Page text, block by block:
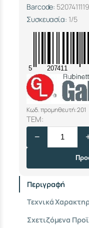
Barcode:
Συσκευασία: 1/5
5 207411
Κωδ. προμηθευτή: 201
ΤΕΜ:
Σ
Π
Ρ
Λ
Ο
Ζ
Ν
−
Περιγραφή
Τεχνικά
Σχετιζόμενα